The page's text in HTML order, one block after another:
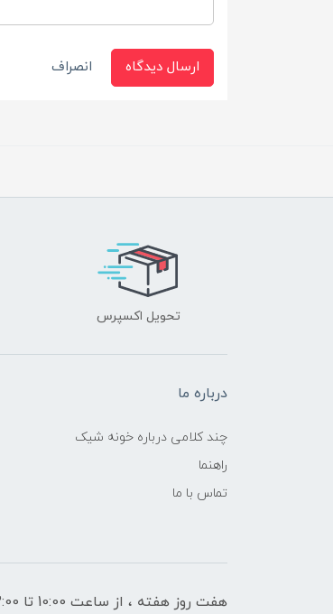
ارسال دیدگاه انصراف
تحویل اکسپرس
درباره ما
چند کلامی درباره خونه شیک
راهنما
تماس با ما
هفت روز هفته ، از ساعت 10:00 تا 22:00 پاسخگوی شما هستیم